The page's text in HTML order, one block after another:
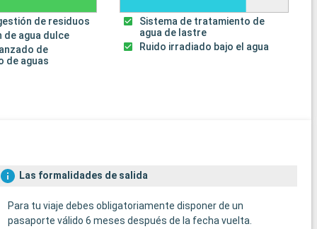
de residuos
de agua dulce
de
de aguas
Sistema de tratamiento de
agua de lastre
Ruido irradiado bajo el agua
Las formalidades de salida
Para tu viaje debes obligatoriamente disponer de un
pasaporte válido 6 meses después de la fecha vuelta.